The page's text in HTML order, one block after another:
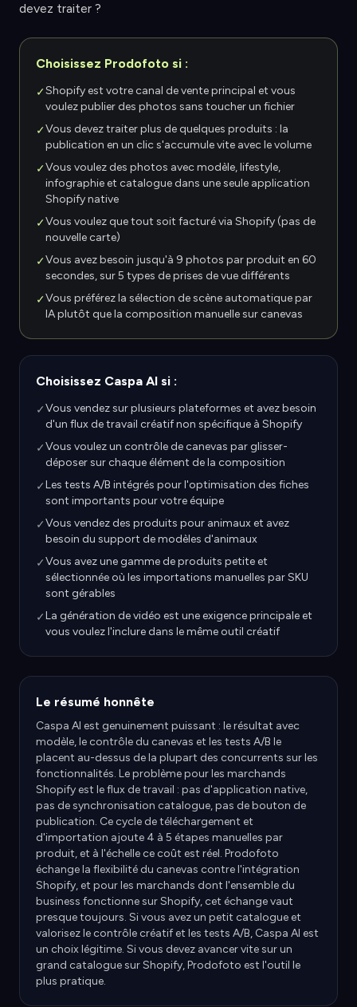
devez traiter ?
Choisissez Prodofoto si :
✓Shopify est votre canal de vente principal et vous
voulez publier des photos sans toucher un fichier
✓Vous devez traiter plus de quelques produits : la
publication en un clic s'accumule vite avec le volume
✓Vous voulez des photos avec modèle, lifestyle,
infographie et catalogue dans une seule application
Shopify native
✓Vous voulez que tout soit facturé via Shopify (pas de
nouvelle carte)
✓Vous avez besoin jusqu'à 9 photos par produit en 60
secondes, sur 5 types de prises de vue différents
✓Vous préférez la sélection de scène automatique par
IA plutôt que la composition manuelle sur canevas
Choisissez Caspa AI si :
✓Vous vendez sur plusieurs plateformes et avez besoin
d'un flux de travail créatif non spécifique à Shopify
✓Vous voulez un contrôle de canevas par glisser-
déposer sur chaque élément de la composition
✓Les tests A/B intégrés pour l'optimisation des fiches
sont importants pour votre équipe
✓Vous vendez des produits pour animaux et avez
besoin du support de modèles d'animaux
✓Vous avez une gamme de produits petite et
sélectionnée où les importations manuelles par SKU
sont gérables
✓La génération de vidéo est une exigence principale et
vous voulez l'inclure dans le même outil créatif
Le résumé honnête
Caspa AI est genuinement puissant : le résultat avec
modèle, le contrôle du canevas et les tests A/B le
placent au-dessus de la plupart des concurrents sur les
fonctionnalités. Le problème pour les marchands
Shopify est le flux de travail : pas d'application native,
pas de synchronisation catalogue, pas de bouton de
publication. Ce cycle de téléchargement et
d'importation ajoute 4 à 5 étapes manuelles par
produit, et à l'échelle ce coût est réel. Prodofoto
échange la flexibilité du canevas contre l'intégration
Shopify, et pour les marchands dont l'ensemble du
business fonctionne sur Shopify, cet échange vaut
presque toujours. Si vous avez un petit catalogue et
valorisez le contrôle créatif et les tests A/B, Caspa AI est
un choix légitime. Si vous devez avancer vite sur un
grand catalogue sur Shopify, Prodofoto est l'outil le
plus pratique.